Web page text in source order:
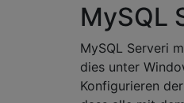
MySQL
MySQL Serveri
dies unter
Konfigurieren der